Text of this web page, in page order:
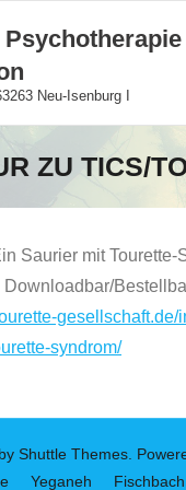
Neu-Isenburg I
ZU TICS/
Saurier mit Tourette-
Downloadbar/
syndrom/
Shuttle Themes .
Yeganeh Fischbach